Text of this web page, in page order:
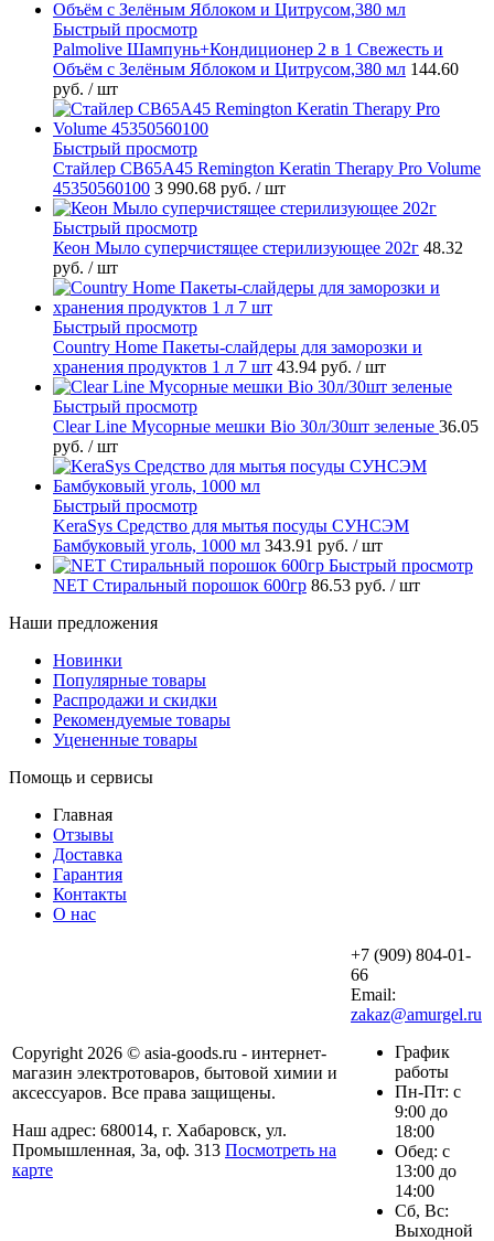
Быстрый просмотр
Palmolive Шампунь+Кондиционер 2 в 1 Свежесть и
Объём с Зелёным Яблоком и Цитрусом,380 мл 144.60
руб. / шт
Быстрый просмотр
Стайлер CB65A45 Remington Keratin Therapy Pro Volume
45350560100 3 990.68 руб. / шт
Быстрый просмотр
Кеон Мыло суперчистящее стерилизующее 202г 48.32
руб. / шт
Быстрый просмотр
Country Home Пакеты-слайдеры для заморозки и
хранения продуктов 1 л 7 шт 43.94 руб. / шт
Быстрый просмотр
Clear Line Мусорные мешки Bio 30л/30шт зеленые 36.05
руб. / шт
Быстрый просмотр
KeraSys Средство для мытья посуды СУНСЭМ
Бамбуковый уголь, 1000 мл 343.91 руб. / шт
Быстрый просмотр
NET Стиральный порошок 600гр 86.53 руб. / шт
Наши предложения
Новинки
Популярные товары
Распродажи и скидки
Рекомендуемые товары
Уцененные товары
Помощь и сервисы
Главная
Отзывы
Доставка
Гарантия
Контакты
О нас
Copyright 2026 © asia-goods.ru - интернет-
магазин электротоваров, бытовой химии и
аксессуаров. Все права защищены.
Наш адрес: 680014, г. Хабаровск, ул.
Промышленная, 3а, оф. 313 Посмотреть на
карте
+7 (909) 804-01-
66
Email:
zakaz@amurgel.ru
График
работы
Пн-Пт: с
9:00 до
18:00
Обед: с
13:00 до
14:00
Сб, Вс:
Выходной